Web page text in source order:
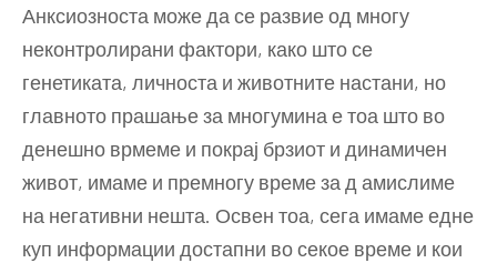
Анксиозноста може да се развие од многу
неконтролирани фактори, како што се
генетиката, личноста и животните настани, но
главното прашање за многумина е тоа што во
денешно врмеме и покрај брзиот и динамичен
живот, имаме и премногу време за д амислиме
на негативни нешта. Освен тоа, сега имаме едне
куп информации достапни во секое време и кои